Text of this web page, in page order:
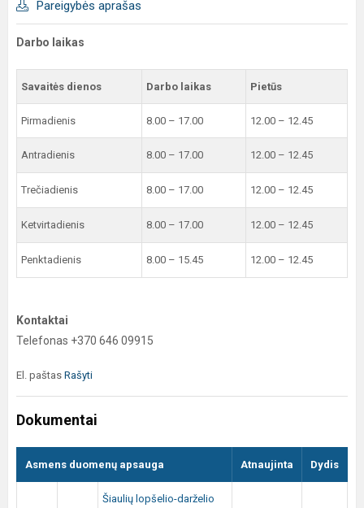
Pareigybės aprašas
Darbo laikas
Savaitės dienos Darbo laikas Pietūs
Pirmadienis 8.00 – 17.00 12.00 – 12.45
Antradienis 8.00 – 17.00 12.00 – 12.45
Trečiadienis 8.00 – 17.00 12.00 – 12.45
Ketvirtadienis 8.00 – 17.00 12.00 – 12.45
Penktadienis 8.00 – 15.45 12.00 – 12.45
Kontaktai
Telefonas +370 646 09915
El. paštas Rašyti
Dokumentai
Asmens duomenų apsauga Atnaujinta Dydis
Šiaulių lopšelio-darželio